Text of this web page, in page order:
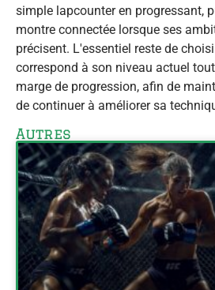
Autres
simple lapcounter en progressant,
montre connectée lorsque ses
précisent. L'essentiel reste de
correspond à son niveau actuel
marge de progression, afin de
de continuer à améliorer sa